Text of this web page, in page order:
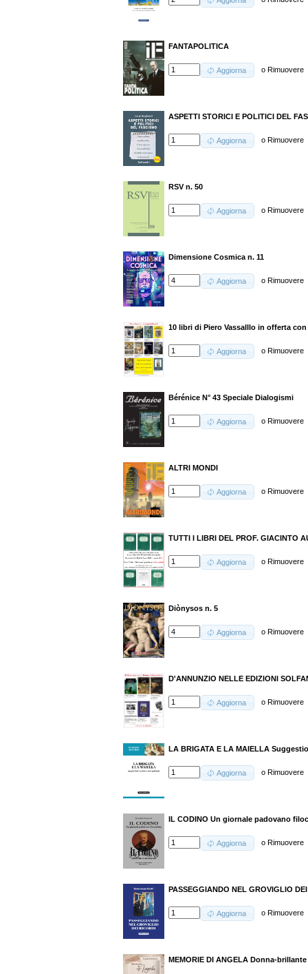
FANTAPOLITICA
Aggiorna oRimuovere
ASPETTI STORICI E POLITICI DEL
Aggiorna oRimuovere
RSV n. 50
Aggiorna oRimuovere
Dimensione Cosmica n. 11
Aggiorna oRimuovere
10 libri di Piero Vassalllo in offerta
Aggiorna oRimuovere
Bérénice N° 43 Speciale Dialogismi
Aggiorna oRimuovere
ALTRI MONDI
Aggiorna oRimuovere
TUTTI I LIBRI DEL PROF. GIACINTO
Aggiorna oRimuovere
Diònysos n. 5
Aggiorna oRimuovere
D'ANNUNZIO NELLE EDIZIONI
Aggiorna oRimuovere
LA BRIGATA E LA MAIELLA
Aggiorna oRimuovere
IL CODINO Un giornale padovano
Aggiorna oRimuovere
PASSEGGIANDO NEL GROVIGLIO
Aggiorna oRimuovere
MEMORIE DI ANGELA Donna-